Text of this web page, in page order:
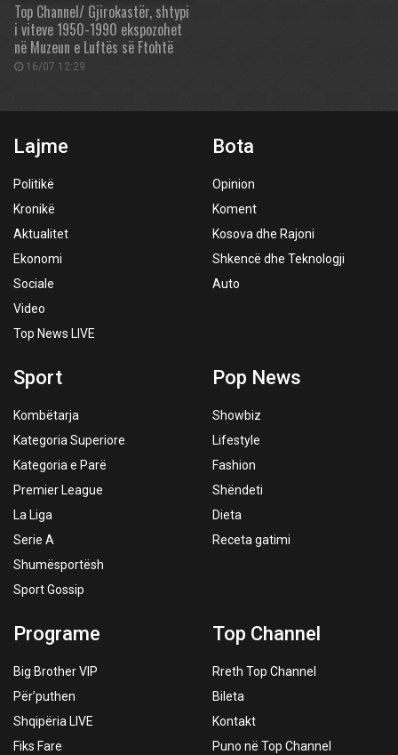
Top Channel/ Gjirokastër, shtypi
i viteve 1950-1990 ekspozohet
në Muzeun e Luftës së Ftohtë
16/07 12:29
Lajme
Politikë
Kronikë
Aktualitet
Ekonomi
Sociale
Video
Top News LIVE
Bota
Opinion
Koment
Kosova dhe Rajoni
Shkencë dhe Teknologji
Auto
Sport
Kombëtarja
Kategoria Superiore
Kategoria e Parë
Premier League
La Liga
Serie A
Shumësportësh
Sport Gossip
Pop News
Showbiz
Lifestyle
Fashion
Shëndeti
Dieta
Receta gatimi
Programe
Big Brother VIP
Për’puthen
Shqipëria LIVE
Fiks Fare
Top Channel
Rreth Top Channel
Bileta
Kontakt
Puno në Top Channel